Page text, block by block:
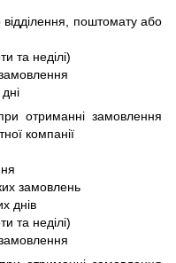
поштомату або
та неділі)
отриманні замовлення
компанії
замовлень
днів
та неділі)